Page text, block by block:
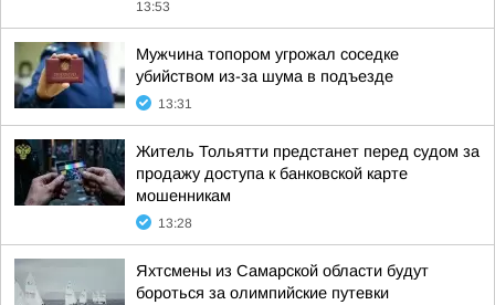
13:53
Мужчина топором угрожал соседке
убийством из-за шума в подъезде
13:31
Житель Тольятти предстанет перед судом за
продажу доступа к банковской карте
мошенникам
13:28
Яхтсмены из Самарской области будут
бороться за олимпийские путевки